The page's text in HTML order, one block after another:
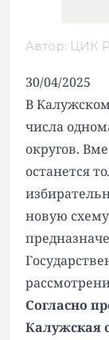
Автор: ЦИК
30/04/2025
В
числа
округов.
останется
новую
Согласно
Калужская